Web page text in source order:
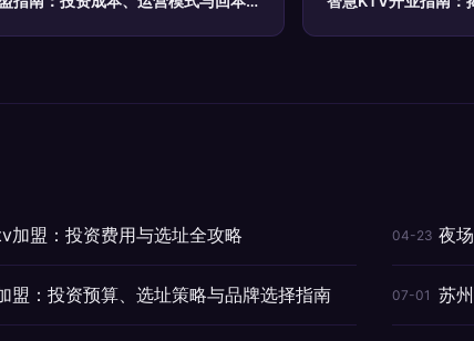
加盟：投资费用与选址全攻略 04-23 夜
盟：投资预算、选址策略与品牌选择指南 07-01 苏